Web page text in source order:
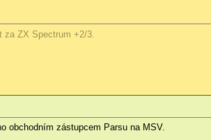
za ZX Spectrum +2/3.
obchodním zástupcem Parsu na MSV.